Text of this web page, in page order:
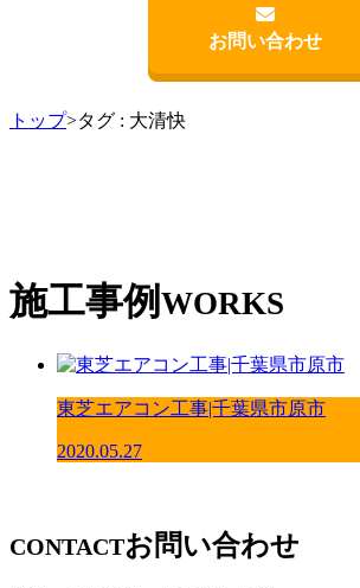
お問い合わせ
トップ>タグ : 大清快
施工事例 WORKS
東芝エアコン工事|千葉県市原市
2020.05.27
CONTACTお問い合わせ